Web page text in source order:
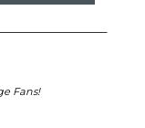
Fans!